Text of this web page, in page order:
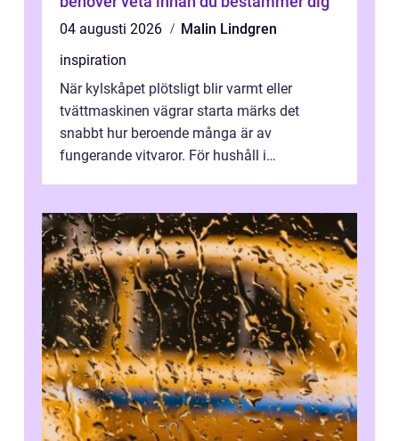
04 augusti 2026
Malin Lindgren
inspiration
När kylskåpet plötsligt blir varmt eller
tvättmaskinen vägrar starta märks det
snabbt hur beroende många är av
fungerande vitvaror. För hushåll i